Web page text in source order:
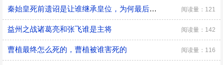
秦始皇死前遗诏是让谁继承皇位，为何最后是胡亥继位 阅读量：121
益州之战诸葛亮和张飞谁是主将 阅读量：142
曹植最终怎么死的，曹植被谁害死的 阅读量：116